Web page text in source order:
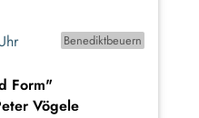
Benediktbeuern
Form"
Vögele